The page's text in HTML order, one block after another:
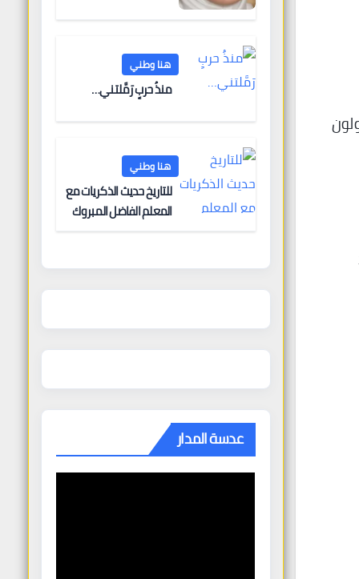
هنا وطني
منذُ حربٍ رَمَّلتني…
هنا وطني
للتاريخ حديث الذكريات مع
المعلم الفاضل المبروك
عدسة المدار